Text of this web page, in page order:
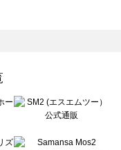
スモス）の雑貨一覧
貨一覧